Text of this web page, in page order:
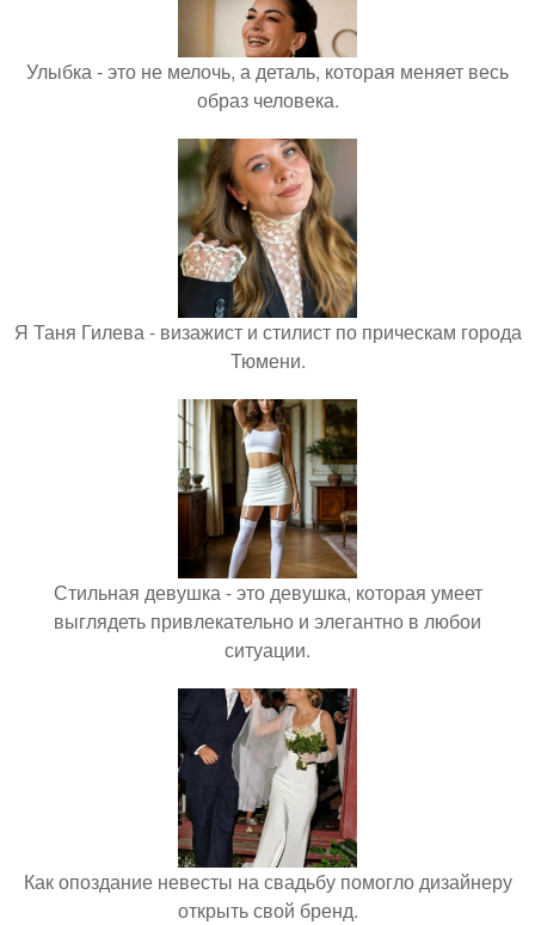
Улыбка - это не мелочь, а деталь, которая меняет весь
образ человека.
Я Таня Гилева - визажист и стилист по прическам города
Тюмени.
Стильная девушка - это девушка, которая умеет
выглядеть привлекательно и элегантно в любои
ситуации.
Как опоздание невесты на свадьбу помогло дизайнеру
открыть свой бренд.